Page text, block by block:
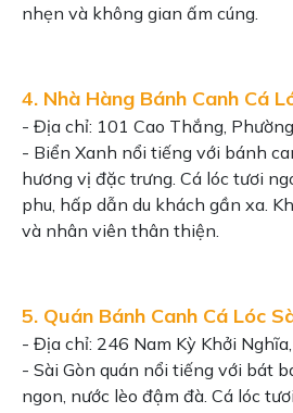
nhẹn và không gian ấm cúng.
4. Nhà Hàng Bánh Canh Cá
- Địa chỉ: 101 Cao Thắng,
- Biển Xanh nổi tiếng với bánh
hương vị đặc trưng. Cá lóc tươi
phu, hấp dẫn du khách gần xa.
và nhân viên thân thiện.
5. Quán Bánh Canh Cá Lóc
- Địa chỉ: 246 Nam Kỳ Khởi
- Sài Gòn quán nổi tiếng với bát
ngon, nước lèo đậm đà. Cá lóc